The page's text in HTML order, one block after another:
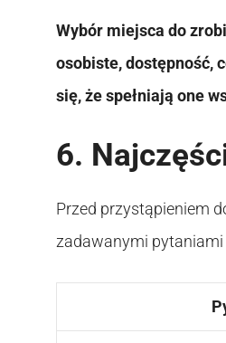
Wybór miejsca do
osobiste, dostępność,
się, że spełniają one
6.
Przed przystąpieniem
zadawanymi